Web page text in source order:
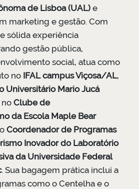
de Lisboa (UAL) e
marketing e gestão. Com
sólida experiência
gestão pública,
social, atua como
no IFAL campus Viçosa/AL,
Universitário Mario Jucá
Clube de
da Escola Maple Bear
Coordenador de Programas
Inovador do Laboratório
da Universidade Federal
. Sua bagagem prática inclui a
como o Centelha e o